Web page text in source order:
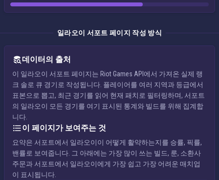
일라오이 서포트 페이지 작성 방식
데이터의 출처
이 일라오이 서포트 페이지는 Riot Games API에서 가져온 실제 랭
크 솔로 큐 경기로 작성됩니다. 플레이어를 여러 지역과 등급에서
표본으로 뽑고, 최근 경기를 읽어 현재 패치로 필터링하며, 서포트
의 일라오이 모든 경기를 여기 표시된 통계와 빌드를 위해 집계합
니다.
이 페이지가 보여주는 것
요약은 서포트에서 일라오이이 어떻게 활약하는지를 승률, 픽률,
밴률로 보여줍니다. 그 아래에는 가장 많이 쓰는 빌드, 룬, 소환사
주문과 서포트에서 일라오이에게 가장 쉽고 가장 어려운 매치업
이 표시됩니다.